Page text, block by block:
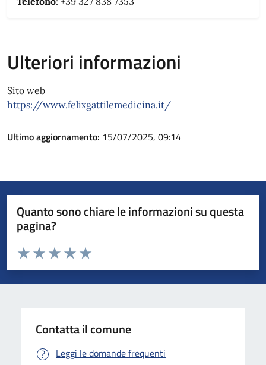
Ulteriori informazioni
Sito web
https://www.felixgattilemedicina.it/
Ultimo aggiornamento: 15/07/2025, 09:14
Quanto sono chiare le informazioni su questa
pagina?
Valuta da 1 a 5 stelle la pagina
Valuta 5 stelle su 5
Valuta 4 stelle su 5
Valuta 3 stelle su 5
Valuta 2 stelle su 5
Valuta 1 stelle su 5
Contatta il comune
Leggi le domande frequenti